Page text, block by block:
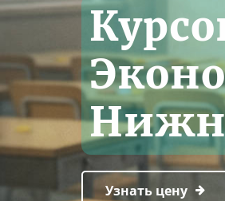
Узнать цену